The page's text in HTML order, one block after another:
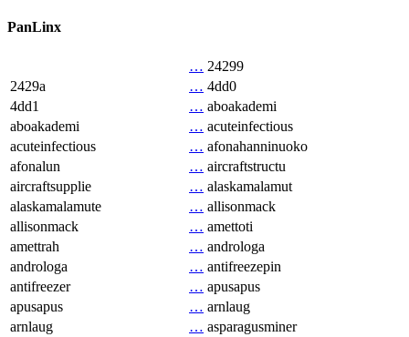
PanLinx
… 24299
2429a
… 4dd0
4dd1
… aboakademi
aboakademi
… acuteinfectious
acuteinfectious
… afonahanninuoko
afonalun
… aircraftstructu
aircraftsupplie
… alaskamalamut
alaskamalamute
… allisonmack
allisonmack
… amettoti
amettrah
… androloga
androloga
… antifreezepin
antifreezer
… apusapus
apusapus
… arnlaug
arnlaug
… asparagusminer